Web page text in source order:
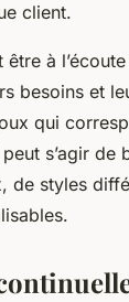
client.
à
besoins et
qui
s’agir
de styles